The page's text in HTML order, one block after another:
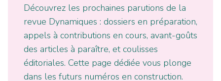
Découvrez les prochaines parutions de la
revue Dynamiques : dossiers en préparation,
appels à contributions en cours, avant-goûts
des articles à paraître, et coulisses
éditoriales. Cette page dédiée vous plonge
dans les futurs numéros en construction.